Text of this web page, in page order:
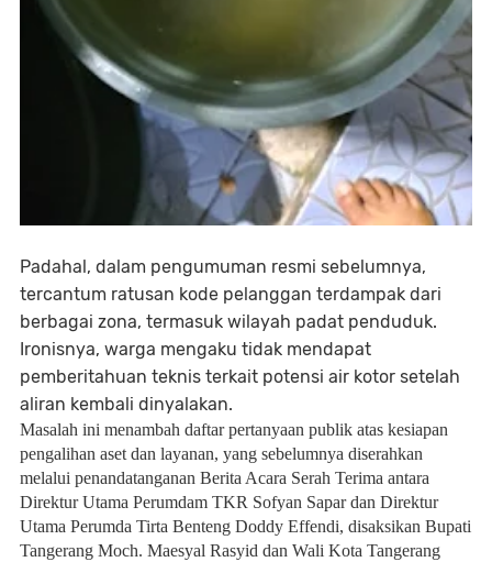
Padahal, dalam pengumuman resmi sebelumnya,
tercantum ratusan kode pelanggan terdampak dari
berbagai zona, termasuk wilayah padat penduduk.
Ironisnya, warga mengaku tidak mendapat
pemberitahuan teknis terkait potensi air kotor setelah
aliran kembali dinyalakan.
Masalah ini menambah daftar pertanyaan publik atas kesiapan
pengalihan aset dan layanan, yang sebelumnya diserahkan
melalui penandatanganan Berita Acara Serah Terima antara
Direktur Utama Perumdam TKR Sofyan Sapar dan Direktur
Utama Perumda Tirta Benteng Doddy Effendi, disaksikan Bupati
Tangerang Moch. Maesyal Rasyid dan Wali Kota Tangerang